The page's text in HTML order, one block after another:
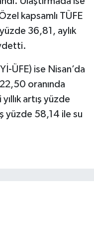
kapsamlı TÜFE
36,81, aylık
ÜFE) ise Nisan’da
oranında
artış yüzde
yüzde 58,14 ile su